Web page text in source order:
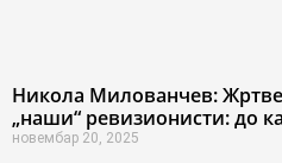
Никола Милованчев: Жртве
„наши“ ревизионисти: до
новембар 20, 2025